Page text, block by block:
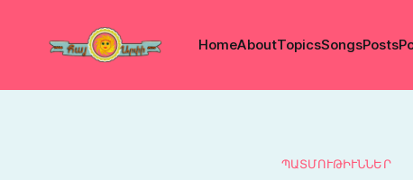
HomeAboutTopicsSongsPosts
ՊԱՏՄՈՒԹԻՒՆՆԵՐ